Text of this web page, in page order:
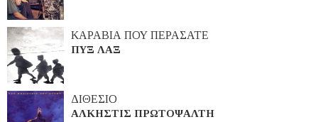
ΚΑΡΑΒΙΑ ΠΟΥ ΠΕΡΑΣΑΤΕ
ΠΥΞ ΛΑΞ
ΔΙΘΕΣΙΟ
ΑΛΚΗΣΤΙΣ ΠΡΩΤΟΨΑΛΤΗ